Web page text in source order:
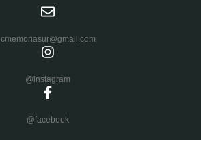
cmemoriasur@gmail.com
@instagram
@facebook